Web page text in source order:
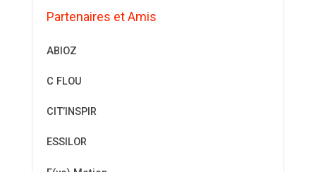
Partenaires et Amis
ABIOZ
C FLOU
CIT’INSPIR
ESSILOR